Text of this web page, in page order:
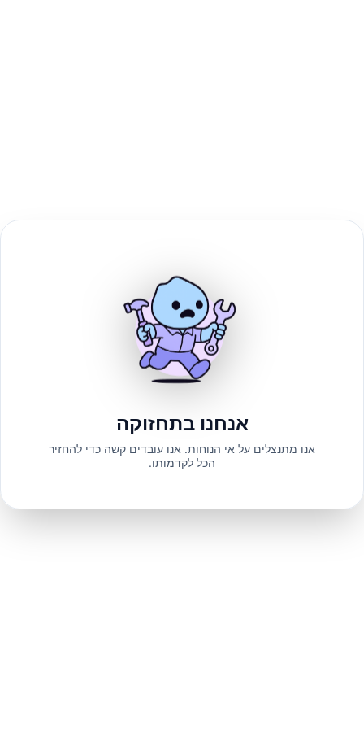
אנחנו בתחזוקה
אנו מתנצלים על אי הנוחות. אנו עובדים קשה כדי להחזיר
הכל לקדמותו.